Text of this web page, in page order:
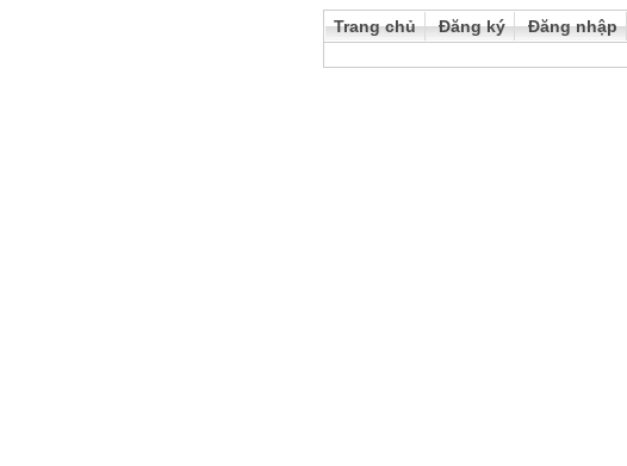
Trang chủ Đăng ký Đăng nhập